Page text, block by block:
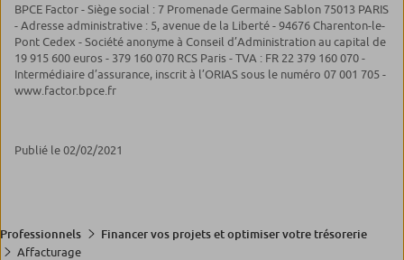
BPCE Factor - Siège social : 7 Promenade Germaine Sablon 75013 PARIS
- Adresse administrative : 5, avenue de la Liberté - 94676 Charenton-le-
Pont Cedex - Société anonyme à Conseil d’Administration au capital de
19 915 600 euros - 379 160 070 RCS Paris - TVA : FR 22 379 160 070 -
Intermédiaire d’assurance, inscrit à l’ORIAS sous le numéro 07 001 705 -
www.factor.bpce.fr
Publié le 02/02/2021
Professionnels
Financer vos projets et optimiser votre trésorerie
Affacturage